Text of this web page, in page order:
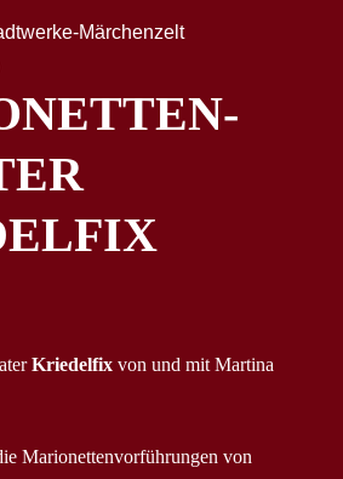
Märchenzelt
Kriedelfix von und mit Martina
Marionettenvorführungen von